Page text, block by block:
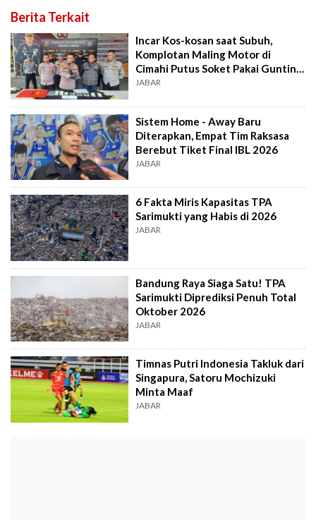
Berita Terkait
Incar Kos-kosan saat Subuh,
Komplotan Maling Motor di
Cimahi Putus Soket Pakai Gunting
Khusus
JABAR
Sistem Home - Away Baru
Diterapkan, Empat Tim Raksasa
Berebut Tiket Final IBL 2026
JABAR
6 Fakta Miris Kapasitas TPA
Sarimukti yang Habis di 2026
JABAR
Bandung Raya Siaga Satu! TPA
Sarimukti Diprediksi Penuh Total
Oktober 2026
JABAR
Timnas Putri Indonesia Takluk dari
Singapura, Satoru Mochizuki
Minta Maaf
JABAR